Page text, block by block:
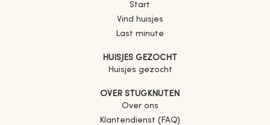
Start
Vind huisjes
Last minute
HUISJES GEZOCHT
Huisjes gezocht
OVER STUGKNUTEN
Over ons
Klantendienst (FAQ)